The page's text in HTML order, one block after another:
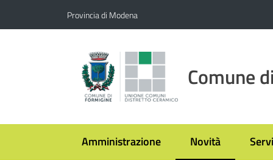
Provincia di Modena
Comune
Amministrazione Novità
Menu selezionato